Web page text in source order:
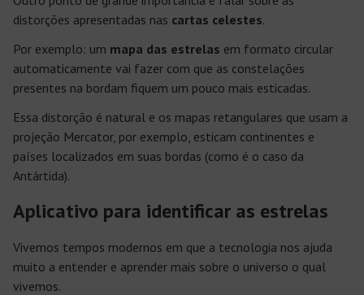
distorções apresentadas nas cartas celestes.
Por exemplo: um mapa das estrelas em formato circular
automaticamente vai fazer com que as constelações
presentes na bordam fiquem um pouco mais esticadas.
Essa distorção é natural e os mapas retangulares que usam a
projeção Mercator, por exemplo, esticam continentes e
países localizados em suas bordas (como é o caso da
Antártida).
Aplicativo para identificar as estrelas
Vivemos tempos modernos em que a tecnologia nos ajuda
muito a entender e aprender mais sobre o universo o qual
vivemos.